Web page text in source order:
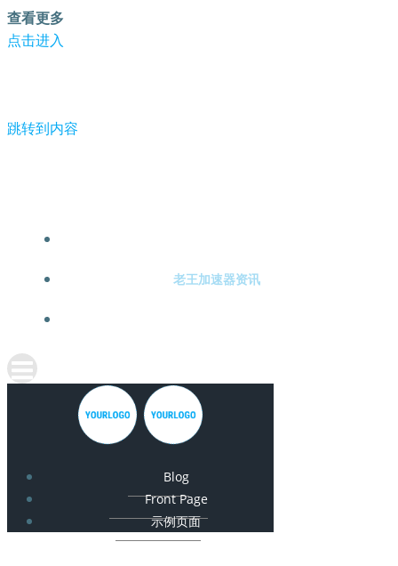
查看更多
点击进入
跳转到内容
老王加速器资讯
Blog
Front Page
示例页面